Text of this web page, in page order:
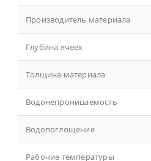
Производитель материала
Глубина ячеек
Толщина материала
Водонепроницаемость
Водопоглощение
Рабочие температуры